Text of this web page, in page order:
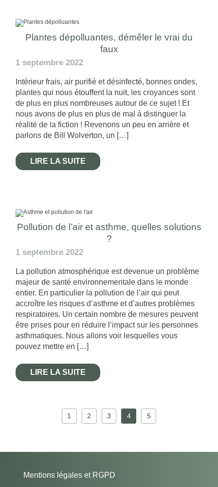
Plantes dépolluantes, démêler le vrai du
faux
1 septembre 2022
Intérieur frais, air purifié et désinfecté, bonnes ondes,
plantes qui nous étouffent la nuit, les croyances sont
de plus en plus nombreuses autour de ce sujet ! Et
nous avons de plus en plus de mal à distinguer la
réalité de la fiction ! Revenons un peu en arrière et
parlons de Bill Wolverton, un […]
LIRE LA SUITE
Pollution de l’air et asthme, quelles solutions
?
1 septembre 2022
La pollution atmosphérique est devenue un problème
majeur de santé environnementale dans le monde
entier. En particulier la pollution de l’air qui peut
accroître les risques d’asthme et d’autres problèmes
respiratoires. Un certain nombre de mesures peuvent
être prises pour en réduire l’impact sur les personnes
asthmatiques. Nous allons voir lesquelles vous
pouvez mettre en […]
LIRE LA SUITE
1 2 3 4 5
Mentions légales et RGPD